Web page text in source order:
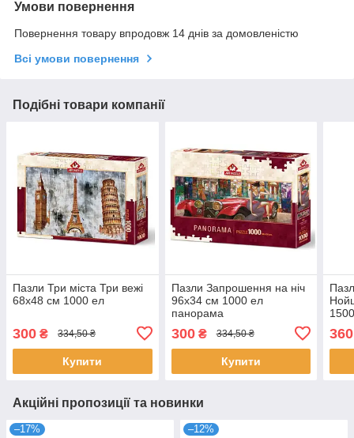
Умови повернення
Повернення товару впродовж 14 днів за домовленістю
Всі умови повернення
Подібні товари компанії
Пазли Три міста Три вежі
68х48 см 1000 ел
300 ₴ 334,50 ₴
Купити
Пазли Запрошення на ніч
96х34 см 1000 ел
панорама
300₴ 334,50 ₴
Купити
360
Акційні пропозиції та новинки
–17% –12%